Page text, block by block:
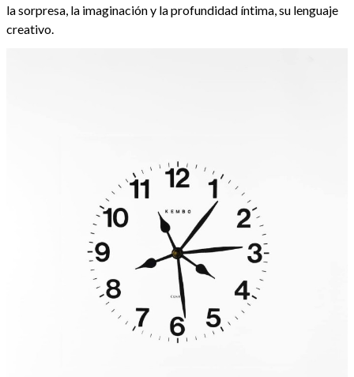
la sorpresa, la imaginación y la profundidad íntima, su lenguaje
creativo.